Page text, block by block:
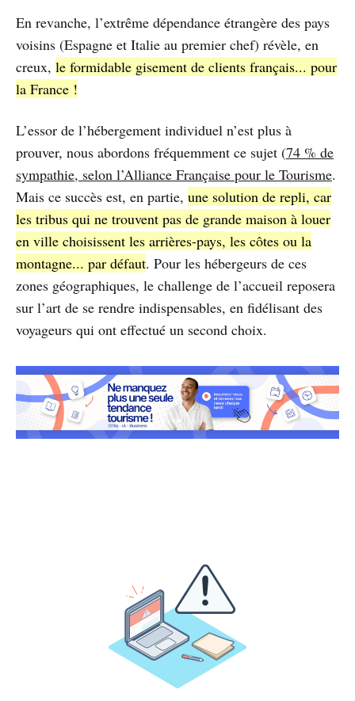
En revanche, l’extrême dépendance étrangère des pays
voisins (Espagne et Italie au premier chef) révèle, en
creux, le formidable gisement de clients français... pour
la France !
L’essor de l’hébergement individuel n’est plus à
prouver, nous abordons fréquemment ce sujet (74 % de
sympathie, selon l’Alliance Française pour le Tourisme.
Mais ce succès est, en partie, une solution de repli, car
les tribus qui ne trouvent pas de grande maison à louer
en ville choisissent les arrières-pays, les côtes ou la
montagne... par défaut. Pour les hébergeurs de ces
zones géographiques, le challenge de l’accueil reposera
sur l’art de se rendre indispensables, en fidélisant des
voyageurs qui ont effectué un second choix.